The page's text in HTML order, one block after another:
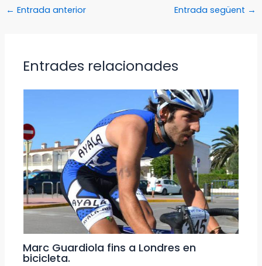
← Entrada anterior Entrada següent →
Entrades relacionades
Marc Guardiola fins a Londres en
bicicleta.